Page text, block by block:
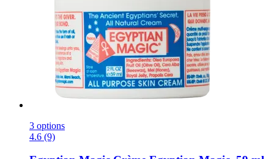
3 options
4.6 (9)